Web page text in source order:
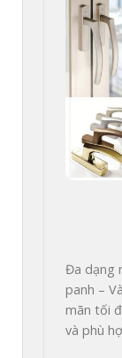
Đa dạng
panh –
mãn tối
và phù